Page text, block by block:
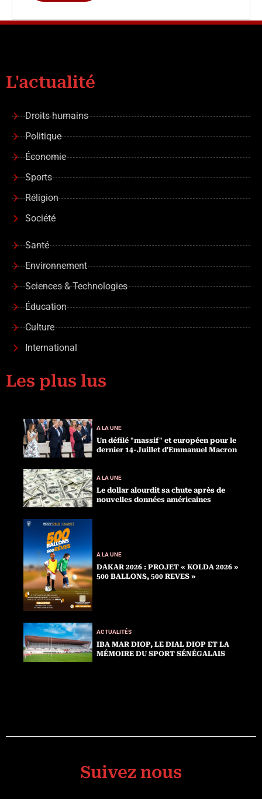
L'actualité
Droits humains
Politique
Économie
Sports
Réligion
Société
Santé
Environnement
Sciences & Technologies
Éducation
Culture
International
Les plus lus
Un défilé "massif" et européen pour le
dernier 14-Juillet d'Emmanuel Macron
Le dollar alourdit sa chute après de
nouvelles données américaines
DAKAR 2026 : PROJET « KOLDA 2026 »
500 BALLONS, 500 REVES »
IBA MAR DIOP, LE DIAL DIOP ET LA
MÉMOIRE DU SPORT SÉNÉGALAIS
Suivez nous